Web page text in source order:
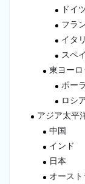
ドイ
フラ
イタ
スペ
東ヨーロ
ポー
ロシ
アジア太平
中国
インド
日本
オース